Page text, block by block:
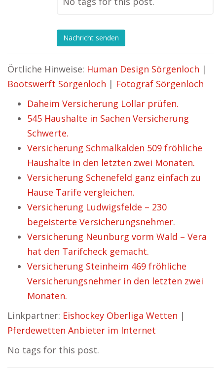
Nachricht senden
Örtliche Hinweise: Human Design Sörgenloch |
Bootswerft Sörgenloch | Fotograf Sörgenloch
Daheim Versicherung Lollar prüfen.
545 Haushalte in Sachen Versicherung
Schwerte.
Versicherung Schmalkalden 509 fröhliche
Haushalte in den letzten zwei Monaten.
Versicherung Schenefeld ganz einfach zu
Hause Tarife vergleichen.
Versicherung Ludwigsfelde – 230
begeisterte Versicherungsnehmer.
Versicherung Neunburg vorm Wald – Vera
hat den Tarifcheck gemacht.
Versicherung Steinheim 469 fröhliche
Versicherungsnehmer in den letzten zwei
Monaten.
Linkpartner: Eishockey Oberliga Wetten |
Pferdewetten Anbieter im Internet
No tags for this post.